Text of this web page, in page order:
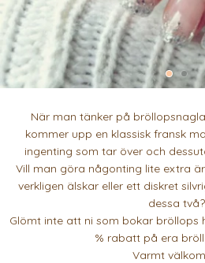
När man tänker på
kommer upp en klassisk fransk
ingenting som tar över och
Vill man göra någonting lite extra
verkligen älskar eller ett diskret
dessa två?
Glömt inte att ni som bokar bröllops
% rabatt på era
Varmt